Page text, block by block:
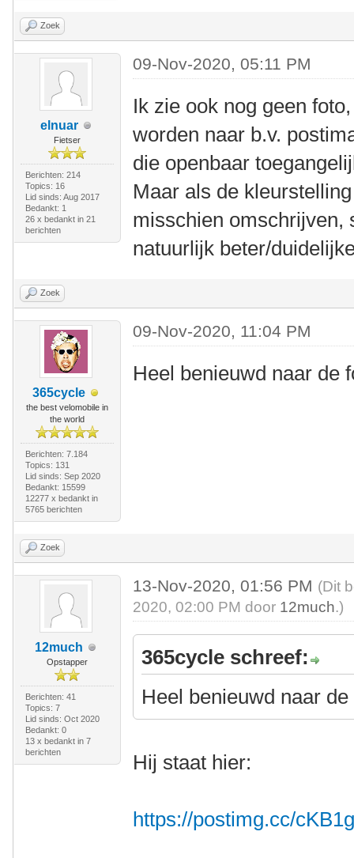
Zoek
elnuar
Fietser
Berichten: 214
Topics: 16
Lid sinds: Aug 2017
Bedankt: 1
26 x bedankt in 21
berichten
09-Nov-2020, 05:11 PM
Ik zie ook nog geen
worden naar b.v.
die openbaar
Maar als de
misschien
natuurlijk beter/
Zoek
365cycle
the best velomobile in
the world
Berichten: 7.184
Topics: 131
Lid sinds: Sep 2020
Bedankt: 15599
12277 x bedankt in
5765 berichten
09-Nov-2020, 11:04 PM
Heel benieuwd naar de
Zoek
12much
Opstapper
Berichten: 41
Topics: 7
Lid sinds: Oct 2020
Bedankt: 0
13 x bedankt in 7
berichten
13-Nov-2020, 01:56 PM (Dit
2020, 02:00 PM door 12much.)
365cycle schreef:
Heel benieuwd naar de
Hij staat hier:
https://postimg.cc/